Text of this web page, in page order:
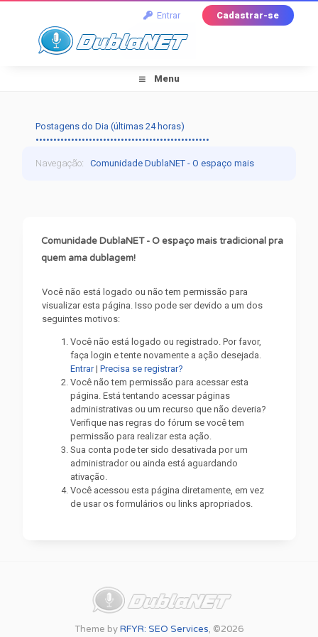
Entrar Cadastrar-se
Menu
Postagens do Dia (últimas 24 horas)
•••••••••••••••••••••••••••••••••••••••••••••••••
Navegação:Comunidade DublaNET - O espaço mais
Comunidade DublaNET - O espaço mais tradicional pra
quem ama dublagem!
Você não está logado ou não tem permissão para
visualizar esta página. Isso pode ser devido a um dos
seguintes motivos:
Você não está logado ou registrado. Por favor,
faça login e tente novamente a ação desejada.
Entrar|Precisa se registrar?
Você não tem permissão para acessar esta
página. Está tentando acessar páginas
administrativas ou um recurso que não deveria?
Verifique nas regras do fórum se você tem
permissão para realizar esta ação.
Sua conta pode ter sido desativada por um
administrador ou ainda está aguardando
ativação.
Você acessou esta página diretamente, em vez
de usar os formulários ou links apropriados.
Theme byRFYR: SEO Services, ©2026